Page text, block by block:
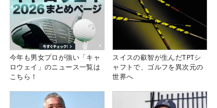
今年も男女プロが強い「キャ
ロウェイ」のニュース一覧は
こちら！
スイスの叡智が生んだTPTシ
ャフトで、ゴルフを異次元の
世界へ